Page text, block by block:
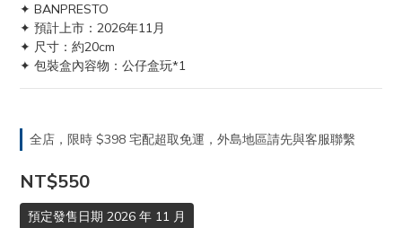
✦ BANPRESTO
✦ 預計上市：2026年11月
✦ 尺寸：約20cm
✦ 包裝盒內容物：公仔盒玩*1
全店，限時 $398 宅配超取免運，外島地區請先與客服聯繫
NT$550
預定發售日期 2026 年 11 月